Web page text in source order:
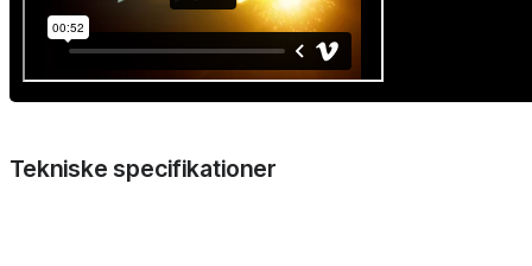
Tekniske specifikationer